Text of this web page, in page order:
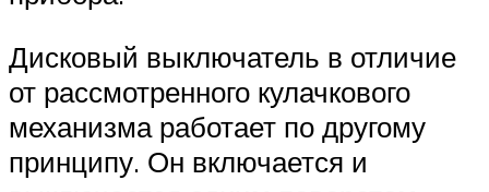
Дисковый выключатель в отличие
от рассмотренного кулачкового
механизма работает по другому
принципу. Он включается и